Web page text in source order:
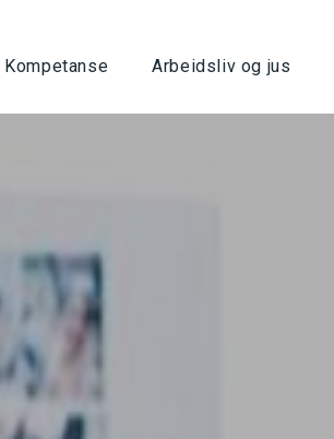
Kompetanse Arbeidsliv og jus